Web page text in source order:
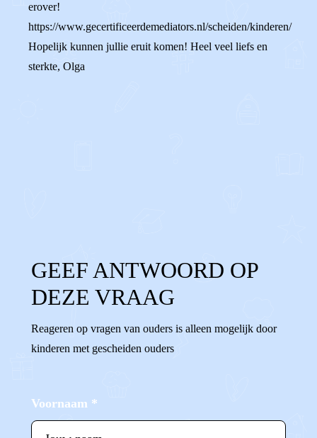
erover!
https://www.gecertificeerdemediators.nl/scheiden/kinderen/
Hopelijk kunnen jullie eruit komen! Heel veel liefs en
sterkte, Olga
GEEF ANTWOORD OP
DEZE VRAAG
Reageren op vragen van ouders is alleen mogelijk door
kinderen met gescheiden ouders
Voornaam *